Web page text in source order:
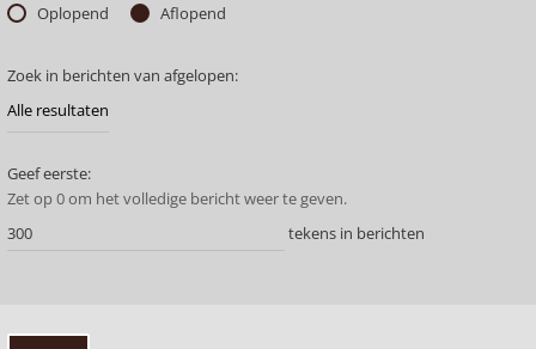
Oplopend Aflopend
Zoek in berichten van afgelopen:
Geef eerste:
Zet op 0 om het volledige bericht weer te geven.
tekens in berichten